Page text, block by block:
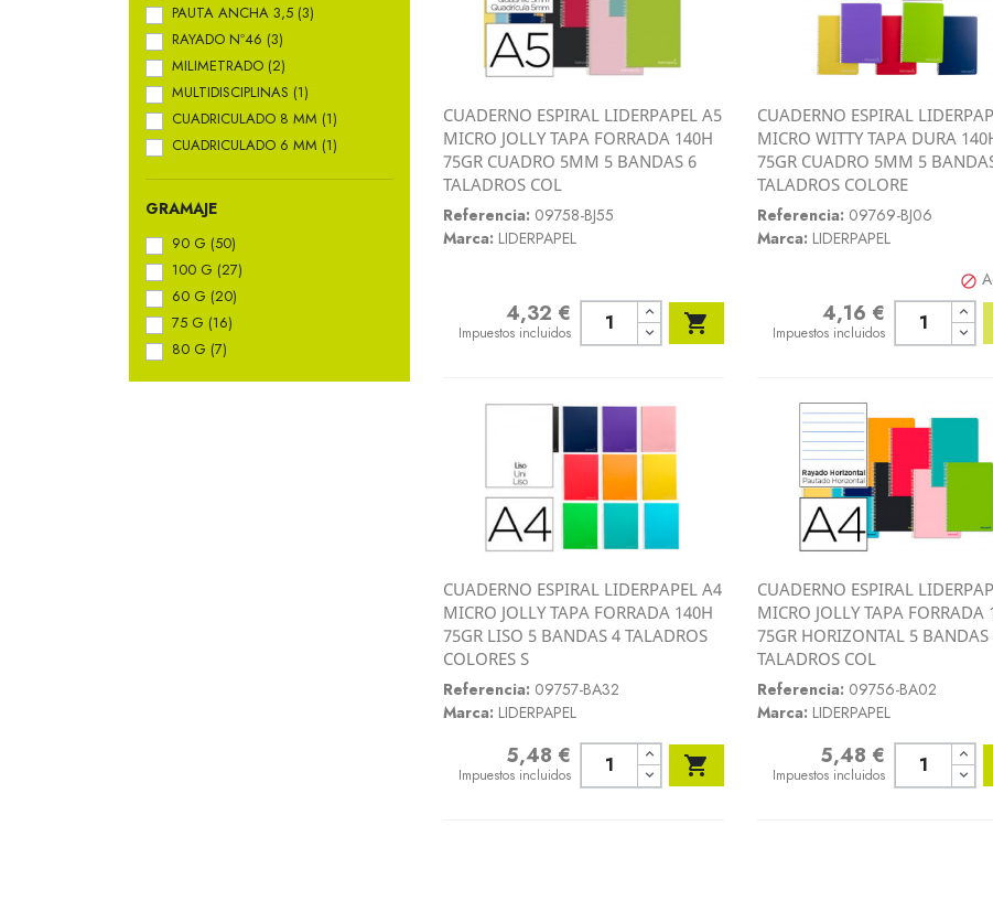
PAUTA ANCHA 3,5 (3)
RAYADO Nº46 (3)
MILIMETRADO (2)
MULTIDISCIPLINAS (1)
CUADRICULADO 8 MM (1)
CUADRICULADO 6 MM (1)
GRAMAJE
90 G (50)
100 G (27)
60 G (20)
75 G (16)
80 G (7)
Vista rápida
CUADERNO ESPIRAL LIDERPAPEL A5
MICRO JOLLY TAPA FORRADA 140H
75GR CUADRO 5MM 5 BANDAS 6
TALADROS COL
Referencia: 09758-BJ55
Marca: LIDERPAPEL
4,32 €
Impuestos incluidos 
 Vista rápida
CUADERNO ESPIRAL
MICRO WITTY TAPA DURA
75GR CUADRO 5MM 5
TALADROS COLORE
Referencia: 09769-BJ06
Marca: LIDERPAPEL

4,16 €
Impuestos incluidos
Vista rápida
CUADERNO ESPIRAL LIDERPAPEL A4
MICRO JOLLY TAPA FORRADA 140H
75GR LISO 5 BANDAS 4 TALADROS
COLORES S
Referencia: 09757-BA32
Marca: LIDERPAPEL
5,48 €
Impuestos incluidos 
Vista rápida
CUADERNO ESPIRAL
MICRO JOLLY TAPA FORRADA
75GR HORIZONTAL 5 BANDAS
TALADROS COL
Referencia: 09756-BA02
Marca: LIDERPAPEL
5,48 €
Impuestos incluidos